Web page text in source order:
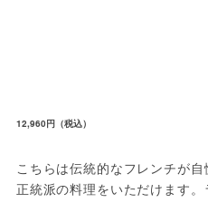
12,960円（税込）
こちらは伝統的なフレンチが
正統派の料理をいただけます